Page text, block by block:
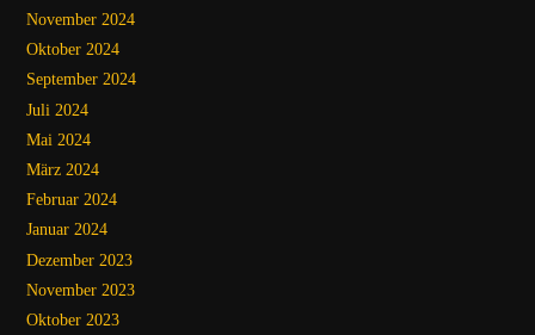
November 2024
Oktober 2024
September 2024
Juli 2024
Mai 2024
März 2024
Februar 2024
Januar 2024
Dezember 2023
November 2023
Oktober 2023